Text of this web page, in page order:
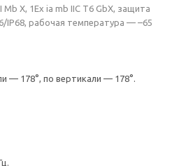
X, 1Ex ia mb IIC T6 GbX, защита
IP68, рабочая температура — –65
— 178°, по вертикали — 178°.